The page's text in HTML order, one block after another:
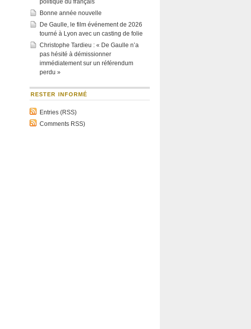
politique du français
Bonne année nouvelle
De Gaulle, le film événement de 2026
tourné à Lyon avec un casting de folie
Christophe Tardieu : « De Gaulle n’a
pas hésité à démissionner
immédiatement sur un référendum
perdu »
RESTER INFORMÉ
Entries (RSS)
Comments RSS)